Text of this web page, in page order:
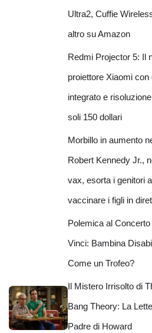
Ultra2, Cuffie
altro su Amazon
Redmi Projector 5: Il
proiettore Xiaomi con
integrato e
soli 150 dollari
Morbillo in aumento
Robert Kennedy Jr.,
vax, esorta i genitori a
vaccinare i figli in
Polemica al
Vinci: Bambina
Come un Trofeo?
Il Mistero Irrisolto di
Bang Theory: La
Padre di Howard